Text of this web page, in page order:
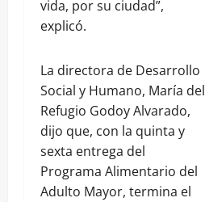
vida, por su ciudad”,
explicó.
La directora de Desarrollo
Social y Humano, María del
Refugio Godoy Alvarado,
dijo que, con la quinta y
sexta entrega del
Programa Alimentario del
Adulto Mayor, termina el